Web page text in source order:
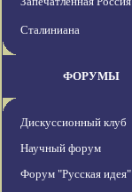
Сталиниана
ФОРУМЫ
Дискуссионный клуб
Научный форум
Форум "Русская идея"